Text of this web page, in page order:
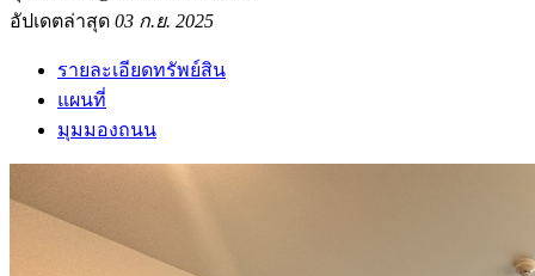
อัปเดตล่าสุด 03 ก.ย. 2025
รายละเอียดทรัพย์สิน
แผนที่
มุมมองถนน